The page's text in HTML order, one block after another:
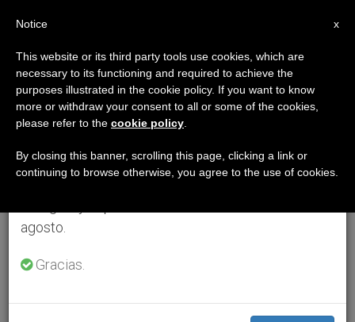
×
Aviso importante
Del 27 de julio al 7 de agosto haremos la pausa
anual, aprovechando que en el periodo de verano
se generan menos informaciones y también el
agosto.
Gracias.
x
Notice
This website or its third party tools use cookies, which are
necessary to its functioning and required to achieve the
purposes illustrated in the cookie policy. If you want to know
more or withdraw your consent to all or some of the cookies,
please refer to the cookie policy
By closing this banner, scrolling this page, clicking a link or
continuing to browse otherwise, you agree to the use of cookies.